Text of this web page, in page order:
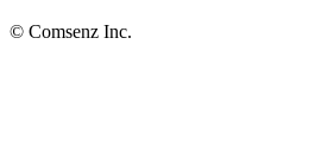
© Comsenz Inc.